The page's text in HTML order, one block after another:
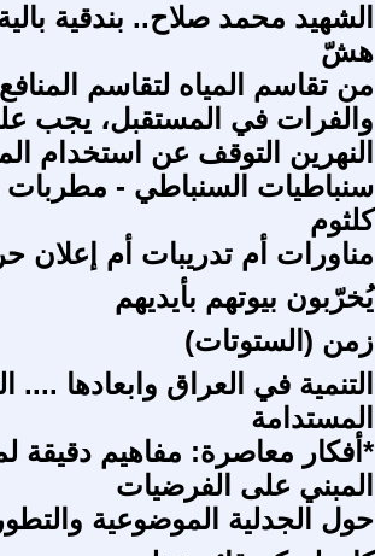
الشهيد محمد صلاح.. بندقية
هشّ
من تقاسم المياه لتقاسم
والفرات في المستقبل، يجب
النهرين التوقف عن استخدام
سنباطيات السنباطي -
كلثوم
مناورات أم تدريبات أم إعلان
يُخرّبون بيوتهم بأيديهم
زمن (الستوتات)
التنمية في العراق وابعادها
المستدامة
*أفكار معاصرة: مفاهيم دقيقة
المبني على الفرضيات
حول الجدلية الموضوعية